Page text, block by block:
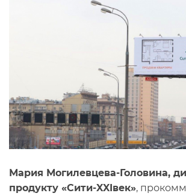
Мария Могилевцева-Головина,
продукту «Сити-XXIвек»,